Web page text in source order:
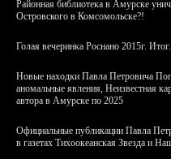
Районная библиотека в Амурске
Островского в Комсомольске?!
Голая вечеринка Роснано 2015г. Итог.
Новые находки Павла Петровича
аномальные явления, Неизвестная
автора в Амурске по 2025
Официальные публикации Павла
в газетах Тихоокеанская Звезда и